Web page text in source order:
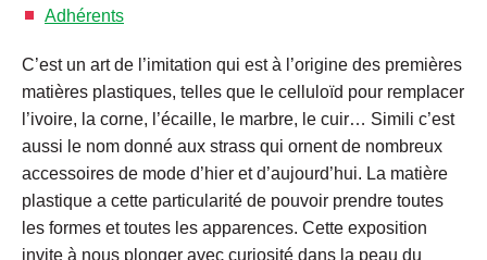
Adhérents
C’est un art de l’imitation qui est à l’origine des premières
matières plastiques, telles que le celluloïd pour remplacer
l’ivoire, la corne, l’écaille, le marbre, le cuir… Simili c’est
aussi le nom donné aux strass qui ornent de nombreux
accessoires de mode d’hier et d’aujourd’hui. La matière
plastique a cette particularité de pouvoir prendre toutes
les formes et toutes les apparences. Cette exposition
invite à nous plonger avec curiosité dans la peau du